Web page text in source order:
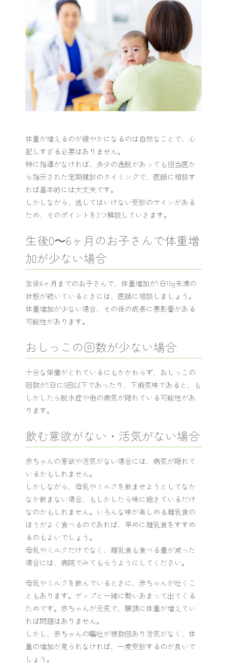
体重が増えるのが緩やかになるのは自然なことで、心
配しすぎる必要はありません。
特に指導がなければ、多少の逸脱があっても担当医か
ら指示された定期健診のタイミングで、医師に相談す
れば基本的には大丈夫です。
しかしながら、逃してはいけない受診のサインがある
ため、そのポイントを3つ解説していきます。
生後0〜6ヶ月のお子さんで体重増
加が少ない場合
生後6ヶ月までのお子さんで、体重増加が1日15g未満の
状態が続いているときには、医師に相談しましょう。
体重増加が少ない場合、その後の成長に悪影響がある
可能性があります。
おしっこの回数が少ない場合
十分な栄養がとれているにもかかわらず、おしっこの
回数が1日に5回以下であったり、下痢気味であると、も
しかしたら脱水症や他の病気が隠れている可能性があ
ります。
飲む意欲がない・活気がない場合
赤ちゃんの意欲や活気がない場合には、病気が隠れて
いるかもしれません。
しかしながら、母乳やミルクを飲ませようとしてなか
なか飲まない場合、もしかしたら味に飽きているだけ
なのかもしれません。いろんな味が楽しめる離乳食の
ほうがよく食べるのであれば、早めに離乳食をすすめ
るのもよいでしょう。
母乳やミルクだけでなく、離乳食も食べる量が減った
場合には、病院でみてもらうようにしてください。
母乳やミルクを飲んでいるときに、赤ちゃんが吐くこ
ともあります。ゲップと一緒に勢いあまって出てくる
ためです。赤ちゃんが元気で、順調に体重が増えてい
れば問題はありません。
しかし、赤ちゃんの嘔吐が複数回あり活気がなく、体
重の増加が見られなければ、一度受診するのが良いで
しょう。